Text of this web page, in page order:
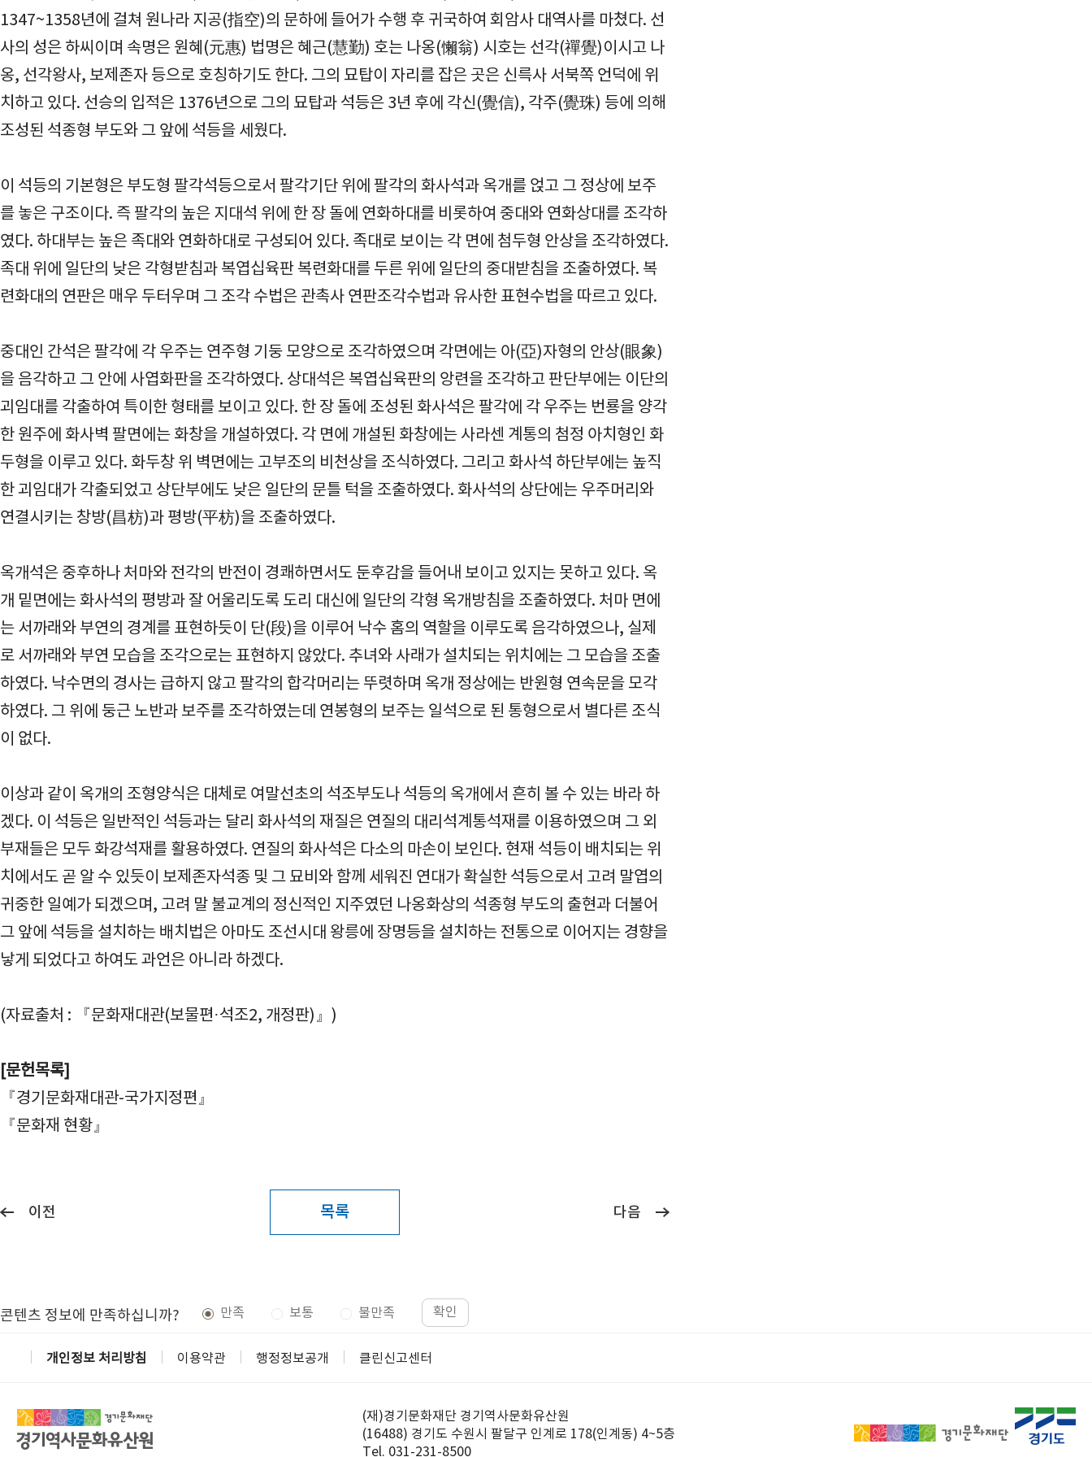
1347~1358년에 걸쳐 원나라 지공(指空)의 문하에 들어가 수행 후 귀국하여 회암사 대역사를 마쳤다. 선
사의 성은 하씨이며 속명은 원혜(元惠) 법명은 혜근(慧勤) 호는 나옹(懶翁) 시호는 선각(禪覺)이시고 나
옹, 선각왕사, 보제존자 등으로 호칭하기도 한다. 그의 묘탑이 자리를 잡은 곳은 신륵사 서북쪽 언덕에 위
치하고 있다. 선승의 입적은 1376년으로 그의 묘탑과 석등은 3년 후에 각신(覺信), 각주(覺珠) 등에 의해
조성된 석종형 부도와 그 앞에 석등을 세웠다.
이 석등의 기본형은 부도형 팔각석등으로서 팔각기단 위에 팔각의 화사석과 옥개를 얹고 그 정상에 보주
를 놓은 구조이다. 즉 팔각의 높은 지대석 위에 한 장 돌에 연화하대를 비롯하여 중대와 연화상대를 조각하
였다. 하대부는 높은 족대와 연화하대로 구성되어 있다. 족대로 보이는 각 면에 첨두형 안상을 조각하였다.
족대 위에 일단의 낮은 각형받침과 복엽십육판 복련화대를 두른 위에 일단의 중대받침을 조출하였다. 복
련화대의 연판은 매우 두터우며 그 조각 수법은 관촉사 연판조각수법과 유사한 표현수법을 따르고 있다.
중대인 간석은 팔각에 각 우주는 연주형 기둥 모양으로 조각하였으며 각면에는 아(亞)자형의 안상(眼象)
을 음각하고 그 안에 사엽화판을 조각하였다. 상대석은 복엽십육판의 앙련을 조각하고 판단부에는 이단의
괴임대를 각출하여 특이한 형태를 보이고 있다. 한 장 돌에 조성된 화사석은 팔각에 각 우주는 번룡을 양각
한 원주에 화사벽 팔면에는 화창을 개설하였다. 각 면에 개설된 화창에는 사라센 계통의 첨정 아치형인 화
두형을 이루고 있다. 화두창 위 벽면에는 고부조의 비천상을 조식하였다. 그리고 화사석 하단부에는 높직
한 괴임대가 각출되었고 상단부에도 낮은 일단의 문틀 턱을 조출하였다. 화사석의 상단에는 우주머리와
연결시키는 창방(昌枋)과 평방(平枋)을 조출하였다.
옥개석은 중후하나 처마와 전각의 반전이 경쾌하면서도 둔후감을 들어내 보이고 있지는 못하고 있다. 옥
개 밑면에는 화사석의 평방과 잘 어울리도록 도리 대신에 일단의 각형 옥개방침을 조출하였다. 처마 면에
는 서까래와 부연의 경계를 표현하듯이 단(段)을 이루어 낙수 홈의 역할을 이루도록 음각하였으나, 실제
로 서까래와 부연 모습을 조각으로는 표현하지 않았다. 추녀와 사래가 설치되는 위치에는 그 모습을 조출
하였다. 낙수면의 경사는 급하지 않고 팔각의 합각머리는 뚜렷하며 옥개 정상에는 반원형 연속문을 모각
하였다. 그 위에 둥근 노반과 보주를 조각하였는데 연봉형의 보주는 일석으로 된 통형으로서 별다른 조식
이 없다.
이상과 같이 옥개의 조형양식은 대체로 여말선초의 석조부도나 석등의 옥개에서 흔히 볼 수 있는 바라 하
겠다. 이 석등은 일반적인 석등과는 달리 화사석의 재질은 연질의 대리석계통석재를 이용하였으며 그 외
부재들은 모두 화강석재를 활용하였다. 연질의 화사석은 다소의 마손이 보인다. 현재 석등이 배치되는 위
치에서도 곧 알 수 있듯이 보제존자석종 및 그 묘비와 함께 세워진 연대가 확실한 석등으로서 고려 말엽의
귀중한 일예가 되겠으며, 고려 말 불교계의 정신적인 지주였던 나옹화상의 석종형 부도의 출현과 더불어
그 앞에 석등을 설치하는 배치법은 아마도 조선시대 왕릉에 장명등을 설치하는 전통으로 이어지는 경향을
낳게 되었다고 하여도 과언은 아니라 하겠다.
(자료출처 : 『문화재대관(보물편·석조2, 개정판)』)
[문헌목록]
『경기문화재대관-국가지정편』
『문화재 현황』
이전 목록 다음
콘텐츠 정보에 만족하십니까? 만족 보통 불만족 확인
개인정보 처리방침 이용약관 행정정보공개 클린신고센터
(재)경기문화재단 경기역사문화유산원
(16488) 경기도 수원시 팔달구 인계로 178(인계동) 4~5층
Tel. 031-231-8500